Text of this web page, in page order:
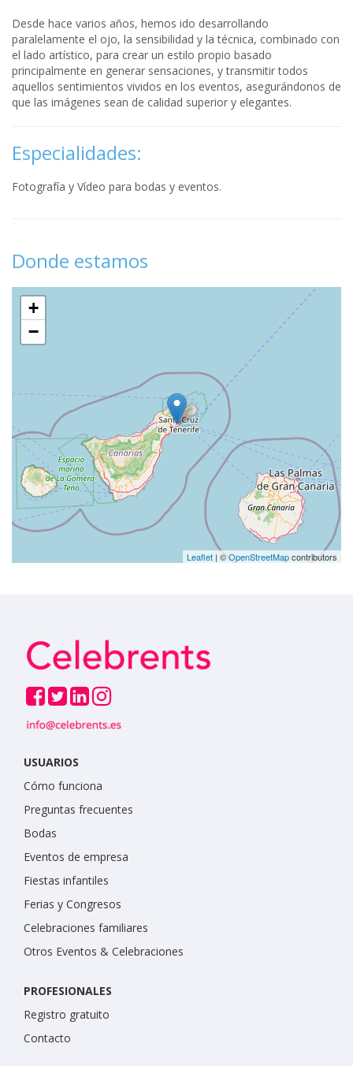
Desde hace varios años, hemos ido desarrollando
paralelamente el ojo, la sensibilidad y la técnica, combinado con
el lado artístico, para crear un estilo propio basado
principalmente en generar sensaciones, y transmitir todos
aquellos sentimientos vividos en los eventos, asegurándonos de
que las imágenes sean de calidad superior y elegantes.
Especialidades:
Fotografía y Vídeo para bodas y eventos.
Donde estamos
+
−
Leaflet | ©OpenStreetMapcontributors
USUARIOS
Cómo funciona
Preguntas frecuentes
Bodas
Eventos de empresa
Fiestas infantiles
Ferias y Congresos
Celebraciones familiares
Otros Eventos & Celebraciones
PROFESIONALES
Registro gratuito
Contacto